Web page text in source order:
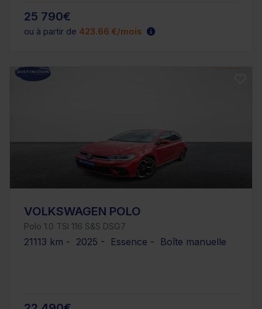
25 790€
ou à partir de 423.66 €/mois
VOLKSWAGEN POLO
Polo 1.0 TSI 116 S&S DSG7
21113 km - 2025 - Essence - Boîte manuelle